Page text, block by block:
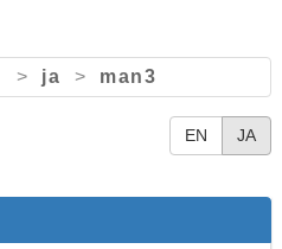
> ja > man3
EN JA